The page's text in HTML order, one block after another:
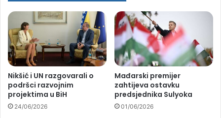
Nikšić i UN razgovarali o
podršci razvojnim
projektima u BiH
24/06/2026
Mađarski premijer
zahtijeva ostavku
predsjednika Sulyoka
01/06/2026